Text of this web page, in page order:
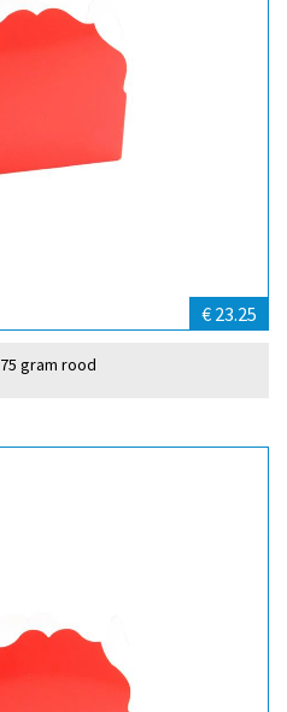
€ 23.25
gram rood